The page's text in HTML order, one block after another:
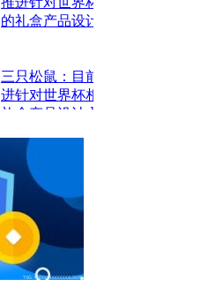
三只松鼠：目前正推
进针对世界杯相关的
礼盒产品设计-聚焦